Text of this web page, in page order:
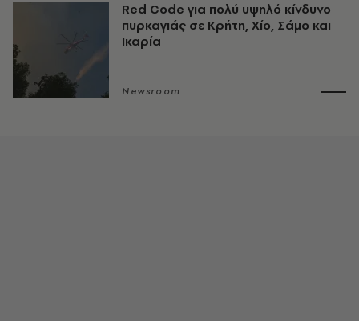
Red Code για πολύ υψηλό κίνδυνο
πυρκαγιάς σε Κρήτη, Χίο, Σάμο και
Ικαρία
Newsroom